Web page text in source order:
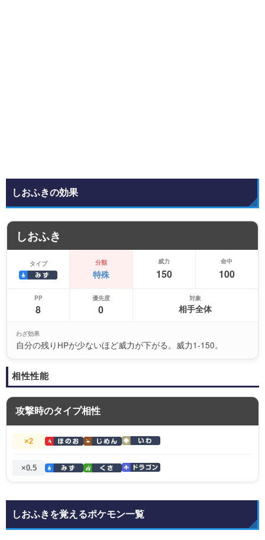
しおふきの効果
しおふき
タイプ 分類
特殊
威力
150
命中
100
PP
8
優先度
0
対象
相手全体
わざ効果
自分の残りHPが少ないほど威力が下がる。威力1-150。
相性性能
攻撃時のタイプ相性
×2
×0.5
しおふきを覚えるポケモン一覧